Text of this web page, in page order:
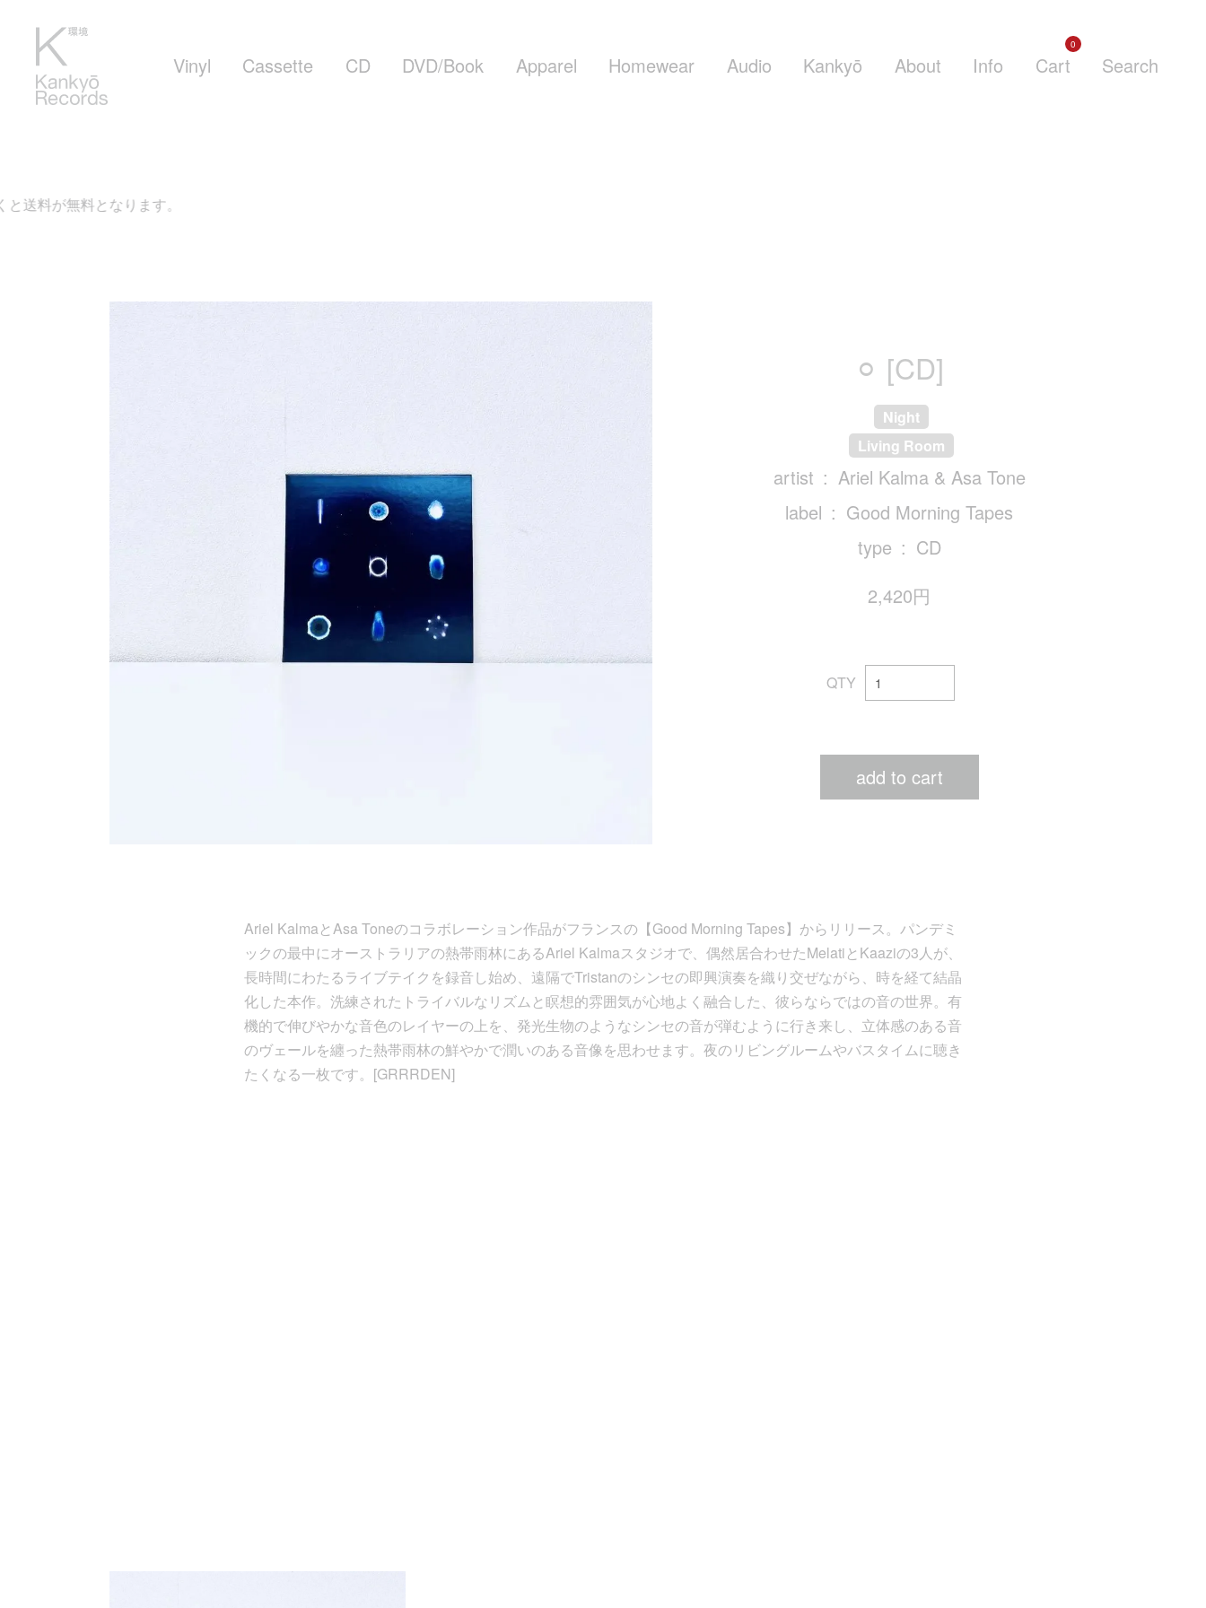
Vinyl Cassette CD DVD/Book Apparel Homewear Audio Kankyō About Info Cart
0
Search
ます。
⚪︎ [CD]
Night
Living Room
artist
Ariel Kalma & Asa Tone
label
Good Morning Tapes
type
CD
2,420円
QTY
add to cart
Ariel KalmaとAsa Toneのコラボレーション作品がフランスの【Good Morning Tapes】からリリース。パンデミ
ックの最中にオーストラリアの熱帯雨林にあるAriel Kalmaスタジオで、偶然居合わせたMelatiとKaaziの3人が、
長時間にわたるライブテイクを録音し始め、遠隔でTristanのシンセの即興演奏を織り交ぜながら、時を経て結晶
化した本作。洗練されたトライバルなリズムと瞑想的雰囲気が心地よく融合した、彼らならではの音の世界。有
機的で伸びやかな音色のレイヤーの上を、発光生物のようなシンセの音が弾むように行き来し、立体感のある音
のヴェールを纏った熱帯雨林の鮮やかで潤いのある音像を思わせます。夜のリビングルームやバスタイムに聴き
たくなる一枚です。[GRRRDEN]